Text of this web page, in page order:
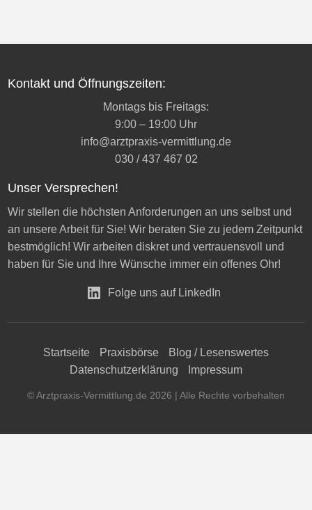
Kontakt und Öffnungszeiten:
Montags bis Freitags:
9:00 – 19:00 Uhr
info@arztpraxis-vermittlung.de
030 / 437 467 02
Unser Versprechen!
Wir stellen die höchsten Anforderungen an uns selbst und
an unsere Arbeit für Sie! Wir beraten Sie zu jedem Zeitpunkt
bestmöglich! Wir arbeiten diskret und vertrauensvoll und
haben für Sie und Ihre Wünsche immer ein offenes Ohr!
Folge uns auf LinkedIn
Startseite Praxisbörse
Blog / Lesenswertes
Datenschutzerklärung
Impressum
© Arztpraxis-Vermittlung.de 2026 | Alle Rechte vorbehalten